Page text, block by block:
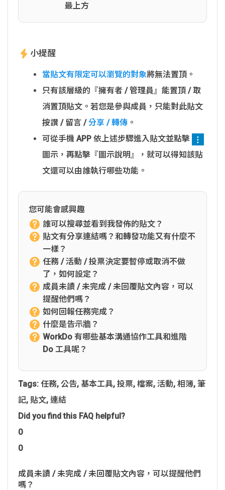
最上方
小提醒
當貼文有限定可以瀏覽的對象將無法置頂。
只有該層級的『擁有者 / 管理員』能置頂 / 取
消置頂貼文。若您是參與成員，只能對此貼文
按讚 / 留言 /分享 / 轉傳 。
可從手機 APP 依上述步驟進入貼文並點擊
圖示，再點擊『圖示說明』，就可以得知該貼
文還可以由誰執行哪些功能。
您可能會感興趣
誰可以搜尋並看到我發佈的貼文？
貼文有分享連結嗎？和轉發功能又有什麼不
一樣？
任務 / 活動 / 投票決定要暫停或取消不做
了，如何設定？
成員未讀 / 未完成 / 未回覆貼文內容，可以
提醒他們嗎？
如何回報任務完成？
什麼是告示牆？
WorkDo 有哪些基本溝通協作工具和進階
Do 工具呢？
Tags: 任務, 公告, 基本工具, 投票, 檔案, 活動, 相簿, 筆
記, 貼文, 連結
Did you find this FAQ helpful?
0
0
成員未讀 / 未完成 / 未回覆貼文內容，可以提醒他們
嗎？